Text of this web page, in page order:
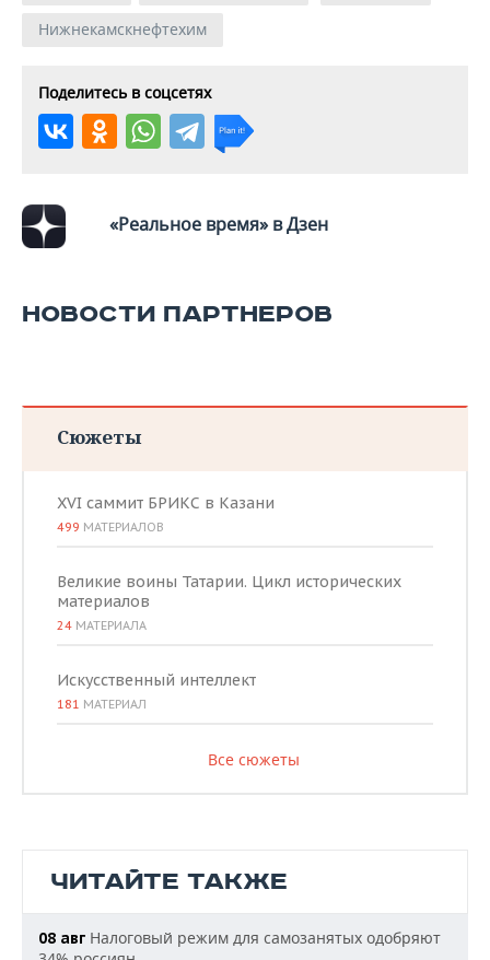
Нижнекамскнефтехим
Поделитесь в соцсетях
«Реальное время» в Дзен
НОВОСТИ ПАРТНЕРОВ
Сюжеты
XVI саммит БРИКС в Казани
499 МАТЕРИАЛОВ
Великие воины Татарии. Цикл исторических
материалов
24 МАТЕРИАЛА
Искусственный интеллект
181 МАТЕРИАЛ
Все сюжеты
ЧИТАЙТЕ ТАКЖЕ
08 авг Налоговый режим для самозанятых одобряют